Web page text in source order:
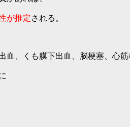
が推定される。
出血、くも膜下出血、脳梗塞、心